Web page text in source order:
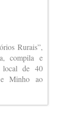
Rurais”,
compila e
local de 40
Minho ao